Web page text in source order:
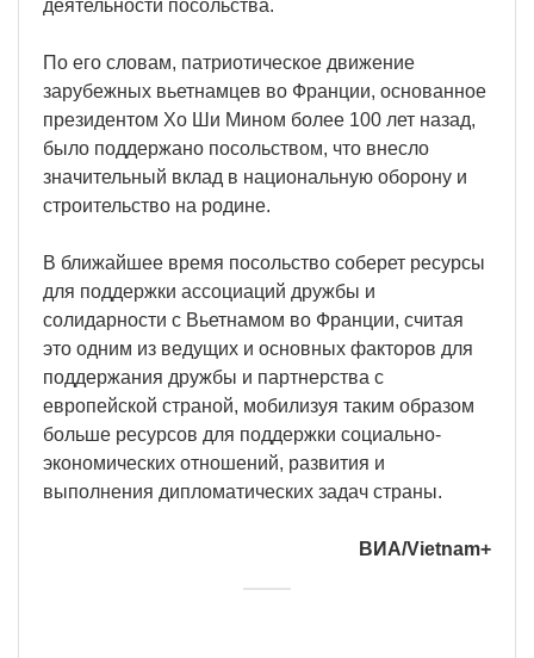
деятельности посольства.
По его словам, патриотическое движение
зарубежных вьетнамцев во Франции, основанное
президентом Хо Ши Мином более 100 лет назад,
было поддержано посольством, что внесло
значительный вклад в национальную оборону и
строительство на родине.
В ближайшее время посольство соберет ресурсы
для поддержки ассоциаций дружбы и
солидарности с Вьетнамом во Франции, считая
это одним из ведущих и основных факторов для
поддержания дружбы и партнерства с
европейской страной, мобилизуя таким образом
больше ресурсов для поддержки социально-
экономических отношений, развития и
выполнения дипломатических задач страны.
ВИА/Vietnam+